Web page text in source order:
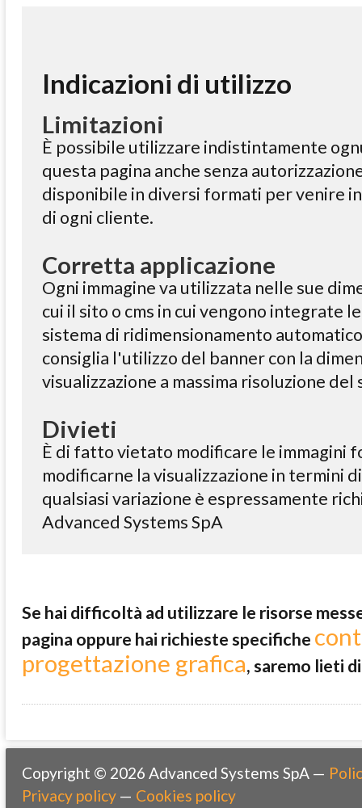
Indicazioni di utilizzo
Limitazioni
È possibile utilizzare indistintamente
questa pagina anche senza
disponibile in diversi formati per venire
di ogni cliente.
Corretta applicazione
Ogni immagine va utilizzata nelle sue
cui il sito o cms in cui vengono integrate
sistema di ridimensionamento
consiglia l'utilizzo del banner con la
visualizzazione a massima risoluzione
Divieti
È di fatto vietato modificare le immagini
modificarne la visualizzazione in termini
qualsiasi variazione è espressamente
Advanced Systems SpA
Se hai difficoltà ad utilizzare le risorse
pagina oppure hai richieste specifiche
progettazione grafica, saremo lieti
Copyright © 2026 Advanced Systems SpA —
Privacy policy — Cookies policy